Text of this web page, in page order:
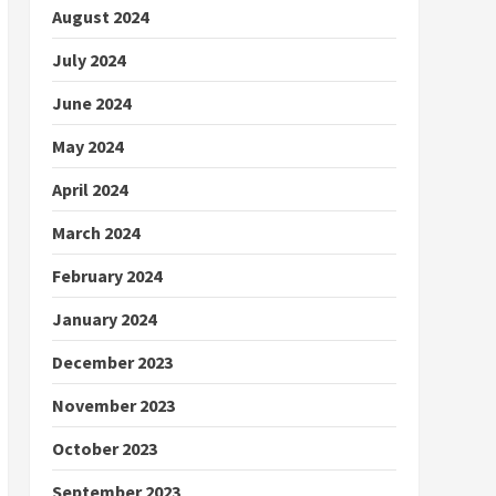
August 2024
July 2024
June 2024
May 2024
April 2024
March 2024
February 2024
January 2024
December 2023
November 2023
October 2023
September 2023